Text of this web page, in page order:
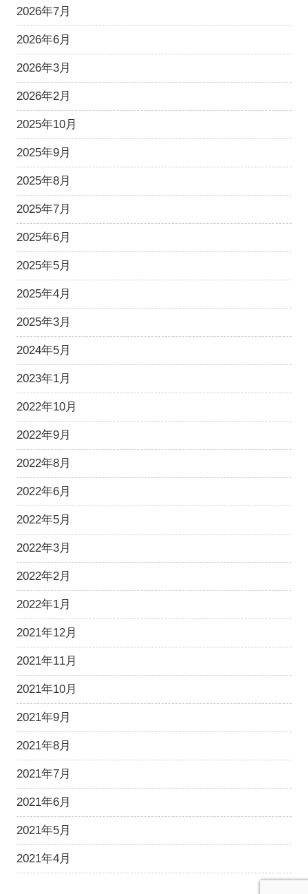
2026年7月
2026年6月
2026年3月
2026年2月
2025年10月
2025年9月
2025年8月
2025年7月
2025年6月
2025年5月
2025年4月
2025年3月
2024年5月
2023年1月
2022年10月
2022年9月
2022年8月
2022年6月
2022年5月
2022年3月
2022年2月
2022年1月
2021年12月
2021年11月
2021年10月
2021年9月
2021年8月
2021年7月
2021年6月
2021年5月
2021年4月